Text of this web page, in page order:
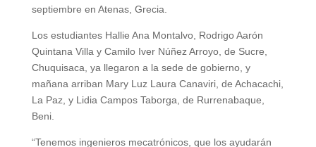
septiembre en Atenas, Grecia.
Los estudiantes Hallie Ana Montalvo, Rodrigo Aarón
Quintana Villa y Camilo Iver Núñez Arroyo, de Sucre,
Chuquisaca, ya llegaron a la sede de gobierno, y
mañana arriban Mary Luz Laura Canaviri, de Achacachi,
La Paz, y Lidia Campos Taborga, de Rurrenabaque,
Beni.
“Tenemos ingenieros mecatrónicos, que los ayudarán